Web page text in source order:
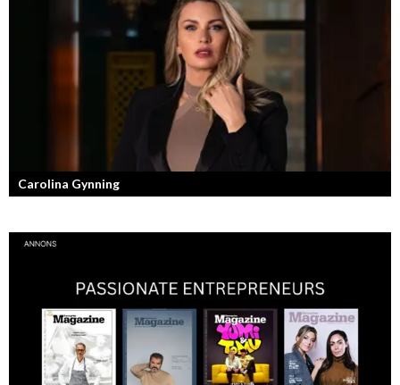
utfall och dramatisk tänkvärdhet.
Carolina Gynning
Under ytan av en passionerad och strukturerad entreprenör.